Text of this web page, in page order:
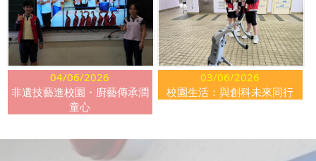
04/06/2026
非遺技藝進校園・廚藝傳承潤
童心
03/06/2026
校園生活：與創科未來同行